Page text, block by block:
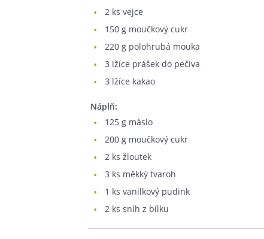
2 ks vejce
150 g moučkový cukr
220 g polohrubá mouka
3 lžíce prášek do pečiva
3 lžíce kakao
Náplň:
125 g máslo
200 g moučkový cukr
2 ks žloutek
3 ks měkký tvaroh
1 ks vanilkový pudink
2 ks sníh z bílku